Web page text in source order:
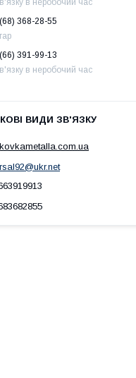
в неробочий час
368-28-55
391-99-13
в неробочий час